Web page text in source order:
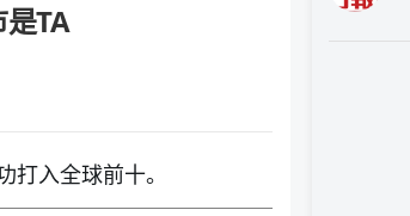
TA
入全球前十。